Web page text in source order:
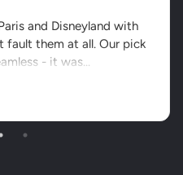
and Disneyland with
fault them at all. Our pick
- it was...